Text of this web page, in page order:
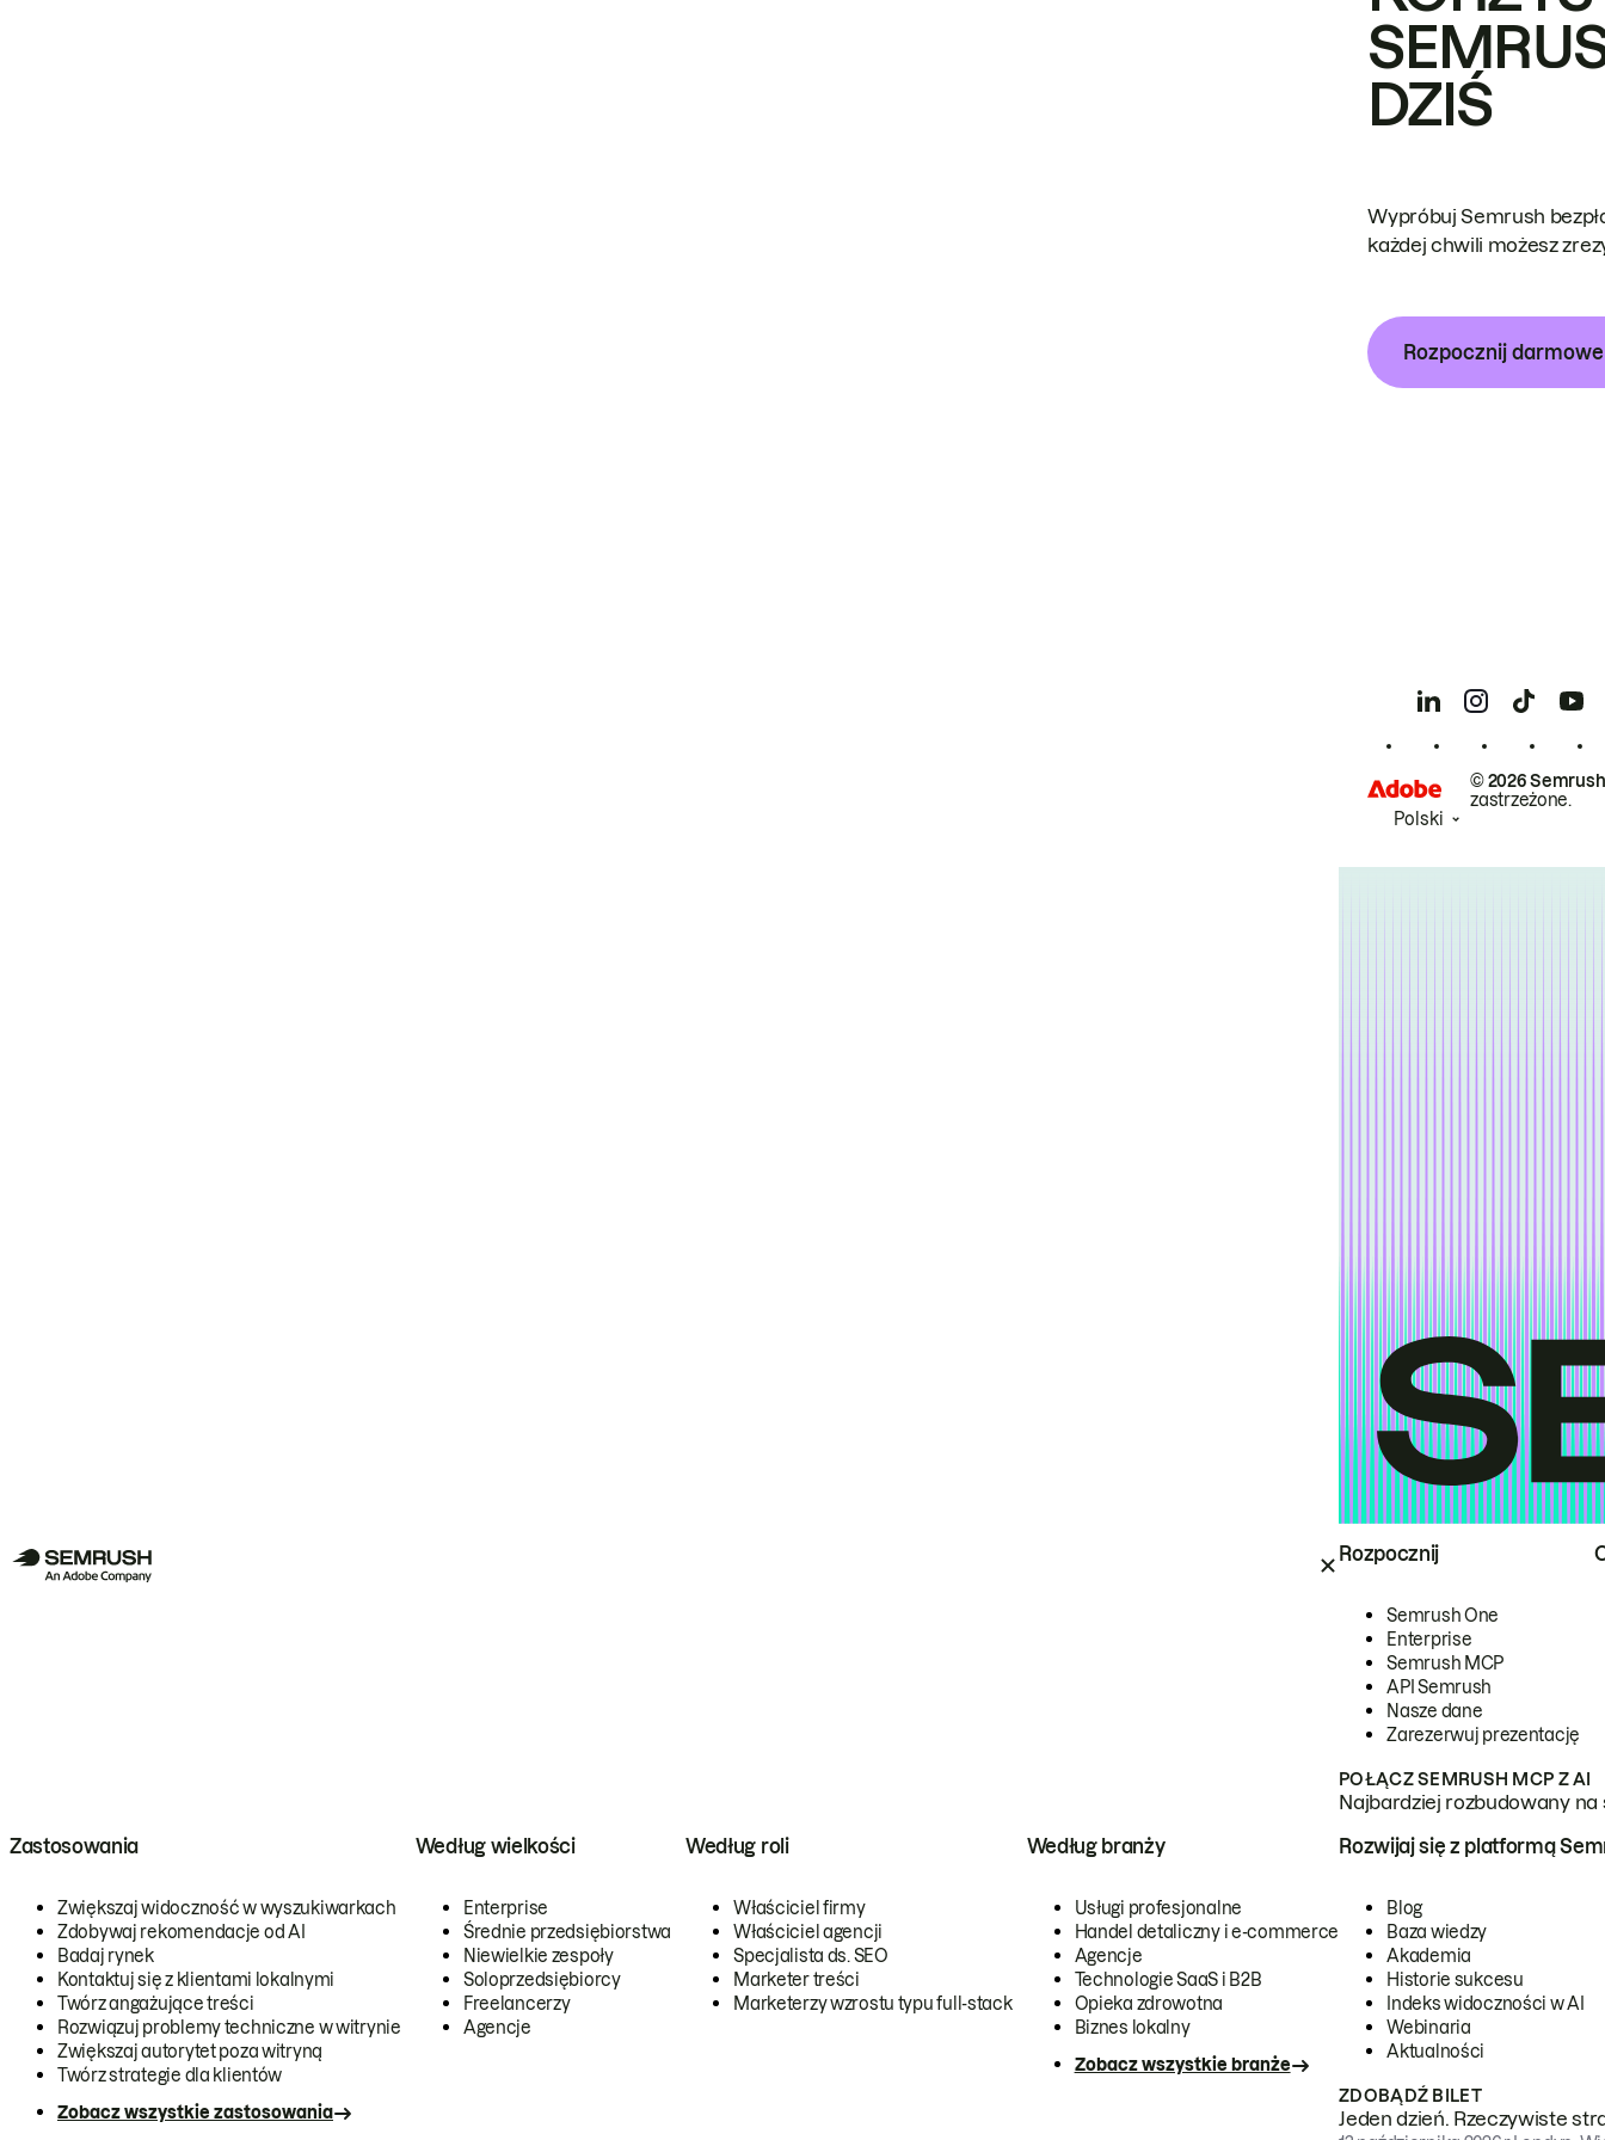
Rozpocznij
Semrush One
Enterprise
Semrush MCP
API Semrush
Nasze dane
Zarezerwuj prezentację
POŁĄCZ SEMRUSH MCP Z AI
Najbardziej rozbudowany
Zastosowania
Zwiększaj widoczność w wyszukiwarkach
Zdobywaj rekomendacje od AI
Badaj rynek
Kontaktuj się z klientami lokalnymi
Twórz angażujące treści
Rozwiązuj problemy techniczne w witrynie
Zwiększaj autorytet poza witryną
Twórz strategie dla klientów
Zobacz wszystkie zastosowania
Według wielkości
Enterprise
Średnie przedsiębiorstwa
Niewielkie zespoły
Soloprzedsiębiorcy
Freelancerzy
Agencje
Według roli
Właściciel firmy
Właściciel agencji
Specjalista ds. SEO
Marketer treści
Marketerzy wzrostu typu full-stack
Według branży
Usługi profesjonalne
Handel detaliczny i e-commerce
Agencje
Technologie SaaS i B2B
Opieka zdrowotna
Biznes lokalny
Zobacz wszystkie branże
Rozwijaj się z platformą
Blog
Baza wiedzy
Akademia
Historie sukcesu
Indeks widoczności w AI
Webinaria
Aktualności
ZDOBĄDŹ BILET
Jeden dzień. Rzeczywiste
DZIŚ
Wypróbuj Semrush
każdej chwili możesz
Rozpocznij
© 2026
zastrzeżone.
Polski